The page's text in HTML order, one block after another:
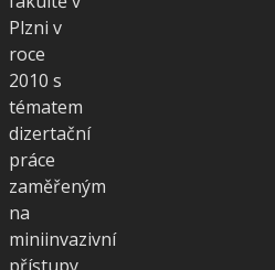
Plzni v
roce
2010 s
tématem
dizertační
práce
zaměřeným
na
miniinvazivní